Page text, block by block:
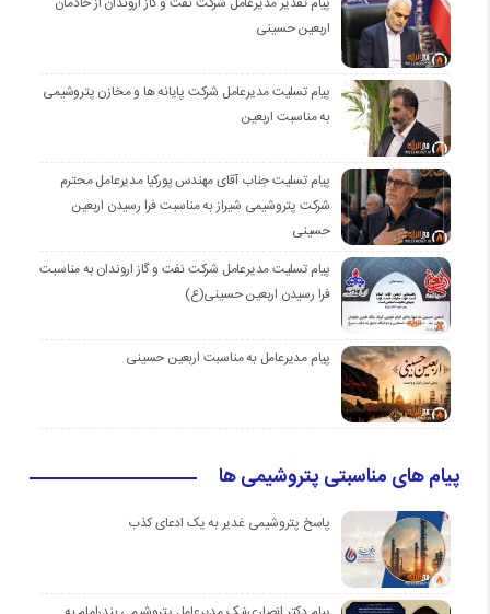
اربعین حسینی
پیام تسلیت مدیرعامل شرکت پایانه ها و مخازن پتروشیمی
به مناسبت اربعین
پیام تسلیت جناب آقای مهندس پوركیا مدیرعامل محترم
شركت پتروشیمی شیراز به مناسبت فرا رسیدن اربعین
حسینی
پیام تسلیت مدیرعامل شركت نفت و گاز اروندان به مناسبت
فرا رسیدن اربعین حسینی(ع)
پیام مدیرعامل به مناسبت اربعین حسینی
پیام های مناسبتی پتروشیمی ها
پاسخ پتروشیمی غدیر به یک ادعای کذب